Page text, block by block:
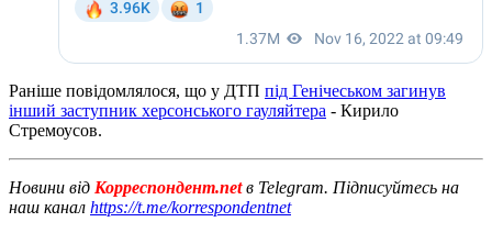
Раніше повідомлялося, що у ДТП під Генічеськом загинув
інший заступник херсонського гауляйтера - Кирило
Стремоусов.
Новини від Корреспондент.netв Telegram. Підписуйтесь на
наш канал https://t.me/korrespondentnet